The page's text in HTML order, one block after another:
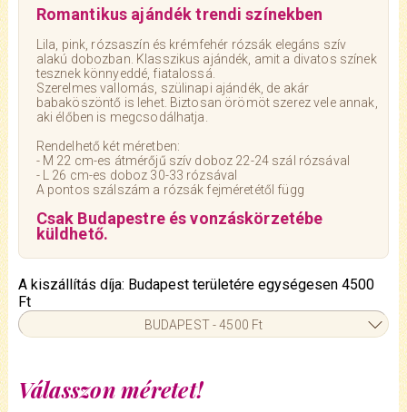
Romantikus ajándék trendi színekben
Lila, pink, rózsaszín és krémfehér rózsák elegáns szív
alakú dobozban. Klasszikus ajándék, amit a divatos színek
tesznek könnyeddé, fiatalossá.
Szerelmes vallomás, szülinapi ajándék, de akár
babaköszöntő is lehet. Biztosan örömöt szerez vele annak,
aki élőben is megcsodálhatja.
Rendelhető két méretben:
- M 22 cm-es átmérőjű szív doboz 22-24 szál rózsával
- L 26 cm-es doboz 30-33 rózsával
A pontos szálszám a rózsák fejméretétől függ
Csak Budapestre és vonzáskörzetébe
küldhető.
Válasszon méretet!
A kiszállítás díja: Budapest területére egységesen 4500
Ft
BUDAPEST - 4500 Ft